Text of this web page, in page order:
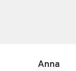
Anna